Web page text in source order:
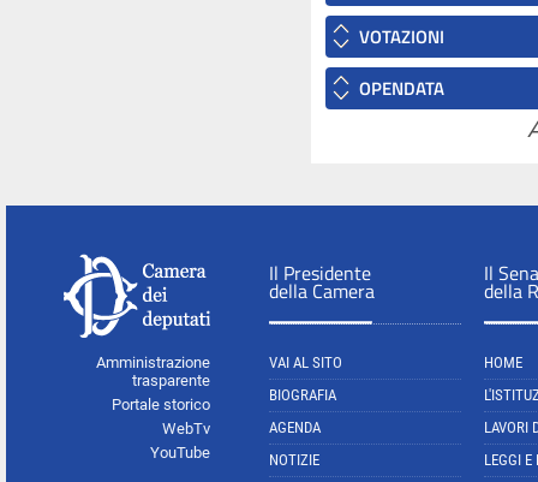
VOTAZIONI
OPENDATA
Amministrazione
trasparente
Portale storico
WebTv
YouTube
Il Presidente
della Camera
VAI AL SITO
BIOGRAFIA
AGENDA
NOTIZIE
Il
della
HOME
LAVORI
LEGGI E